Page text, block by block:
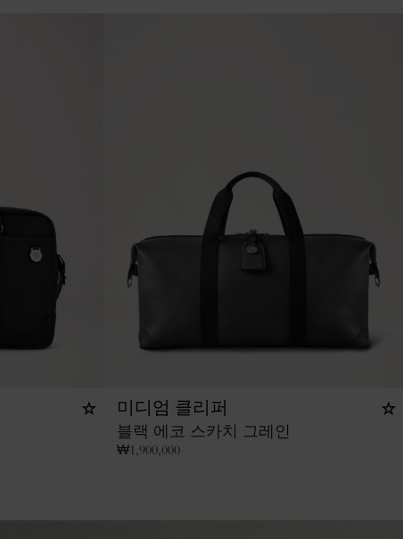
미디엄 클리퍼
블랙 에코 스카치 그레인
₩1,900,000